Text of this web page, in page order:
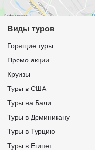
Виды туров
Горящие туры
Промо акции
Круизы
Туры в США
Туры на Бали
Туры в Доминикану
Туры в Турцию
Туры в Египет